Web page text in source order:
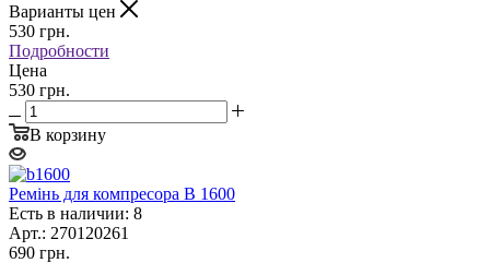
Варианты цен
530 грн.
Подробности
Цена
530 грн.
В корзину
Ремінь для компресора B 1600
Есть в наличии: 8
Арт.: 270120261
690 грн.